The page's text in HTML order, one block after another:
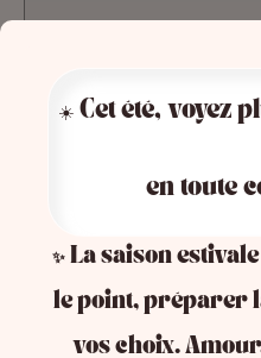
☀️ Cet été, voyez
en toute
✨ La saison
le point, préparer
vos choix.